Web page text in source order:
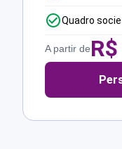
Quadro
A partir deR$